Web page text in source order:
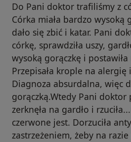
Do Pani doktor trafiliśmy z
Córka miała bardzo wysoką
dało się zbić i katar. Pani
córkę, sprawdziła uszy,
wysoką gorączkę i
Przepisała krople na alergię
Diagnoza absurdalna, więc
gorączką.Wtedy Pani doktor
zerknęła na gardło i
czerwone jest. Dorzuciła
zastrzeżeniem, żeby na